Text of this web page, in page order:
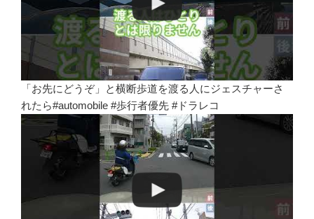
「お先にどうぞ」と横断歩道を渡る人にジェスチャーさ
れたら#automobile #歩行者優先 #ドラレコ